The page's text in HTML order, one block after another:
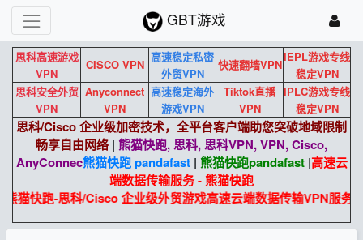
GBT游戏
思科高速游戏
VPN
CISCO VPN
高速稳定私密
外贸VPN
快速翻墙VPN
IEPL游戏专线
稳定VPN
思科安全外贸
VPN
Anyconnect
VPN
高速稳定海外
游戏VPN
Tiktok直播
VPN
IPLC游戏专线
稳定VPN
思科/Cisco 企业级加密技术，全平台客户端助您突破地域限制
畅享自由网络 | 熊猫快跑, 思科, 思科VPN, VPN, Cisco,
AnyConnec熊猫快跑 pandafast| 熊猫快跑pandafast|高速云
端数据传输服务 - 熊猫快跑
快跑-思科/Cisco 企业级外贸游戏高速云端数据传输VPN服务。